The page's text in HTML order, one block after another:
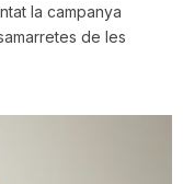
la campanya
de les